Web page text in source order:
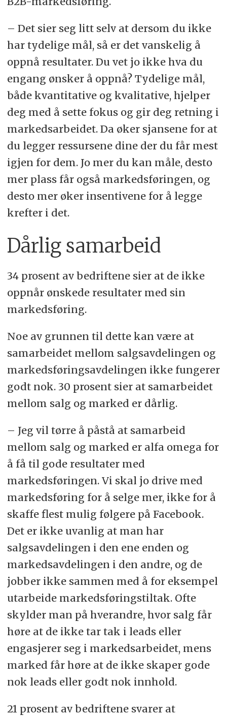
– Det sier seg litt selv at dersom du ikke
har tydelige mål, så er det vanskelig å
oppnå resultater. Du vet jo ikke hva du
engang ønsker å oppnå? Tydelige mål,
både kvantitative og kvalitative, hjelper
deg med å sette fokus og gir deg retning i
markedsarbeidet. Da øker sjansene for at
du legger ressursene dine der du får mest
igjen for dem. Jo mer du kan måle, desto
mer plass får også markedsføringen, og
desto mer øker insentivene for å legge
krefter i det.
Dårlig samarbeid
34 prosent av bedriftene sier at de ikke
oppnår ønskede resultater med sin
markedsføring.
Noe av grunnen til dette kan være at
samarbeidet mellom salgsavdelingen og
markedsføringsavdelingen ikke fungerer
godt nok. 30 prosent sier at samarbeidet
mellom salg og marked er dårlig.
– Jeg vil tørre å påstå at samarbeid
mellom salg og marked er alfa omega for
å få til gode resultater med
markedsføringen. Vi skal jo drive med
markedsføring for å selge mer, ikke for å
skaffe flest mulig følgere på Facebook.
Det er ikke uvanlig at man har
salgsavdelingen i den ene enden og
markedsavdelingen i den andre, og de
jobber ikke sammen med å for eksempel
utarbeide markedsføringstiltak. Ofte
skylder man på hverandre, hvor salg får
høre at de ikke tar tak i leads eller
engasjerer seg i markedsarbeidet, mens
marked får høre at de ikke skaper gode
nok leads eller godt nok innhold.
21 prosent av bedriftene svarer at